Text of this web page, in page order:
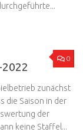
0
zunächst
die Saison in der
der
keine Staffel...